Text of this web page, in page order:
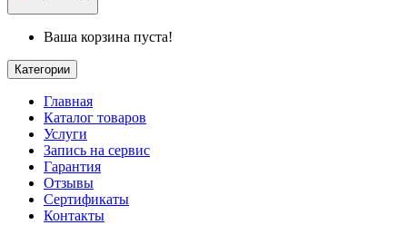
Ваша корзина пуста!
Категории
Главная
Каталог товаров
Услуги
Запись на сервис
Гарантия
Отзывы
Сертификаты
Контакты